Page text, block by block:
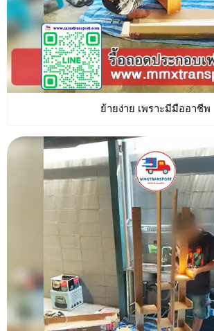
ย้ายง่าย เพราะมีมืออาชีพ